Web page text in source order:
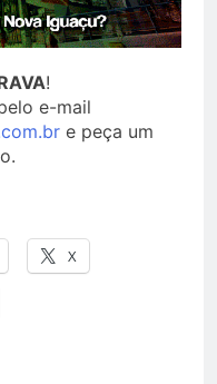
!
e-mail
e peça um
X